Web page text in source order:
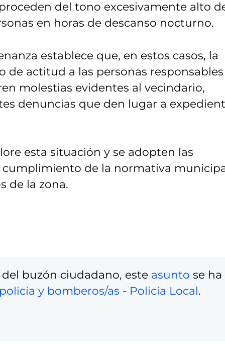
del tono excesivamente alto
en horas de descanso nocturno.
establece que, en estos casos, la
actitud a las personas
molestias evidentes al vecindario,
denuncias que den lugar a
esta situación y se adopten las
de la normativa
de la zona.
buzón ciudadano, este asunto se ha
y bomberos/as - Policía Local.